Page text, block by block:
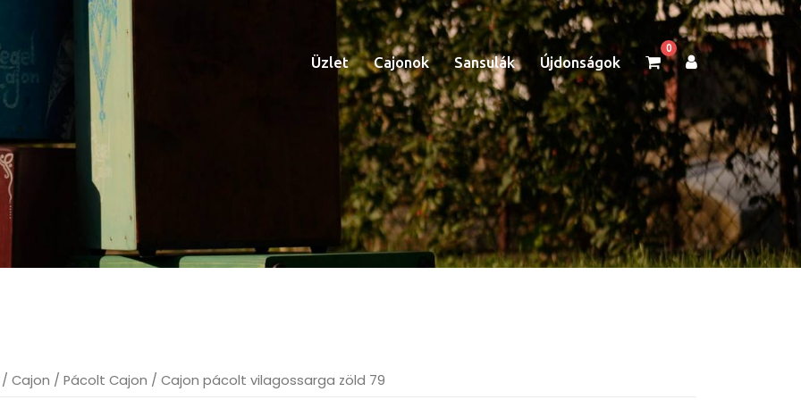
Üzlet Cajonok Sansulák Újdonságok
0
/ Cajon / Pácolt Cajon / Cajon pácolt vilagossarga zöld 79